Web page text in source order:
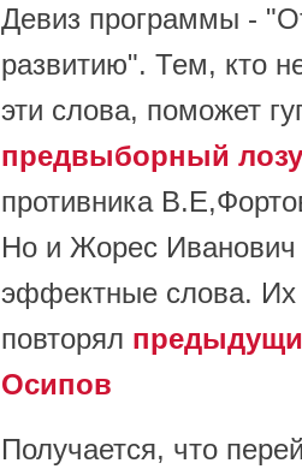
Девиз программы -
развитию". Тем, кто
эти слова, поможет
предвыборный
противника
Но и Жорес
эффектные слова. Их
повторял
Осипов
Получается, что